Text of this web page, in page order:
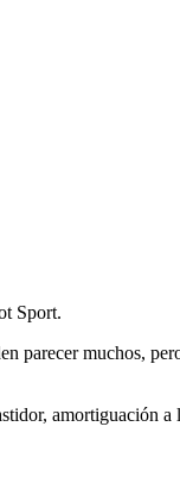
Sport.
muchos,
amortiguación a